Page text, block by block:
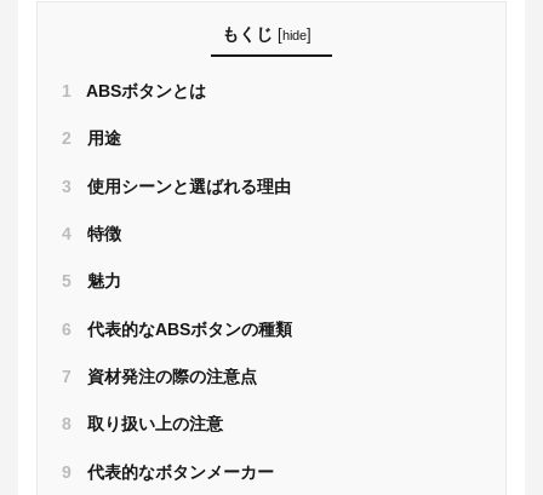
もくじ hide]
1 ABSボタンとは
2 用途
3 使用シーンと選ばれる理由
4 特徴
5 魅力
6 代表的なABSボタンの種類
7 資材発注の際の注意点
8 取り扱い上の注意
9 代表的なボタンメーカー